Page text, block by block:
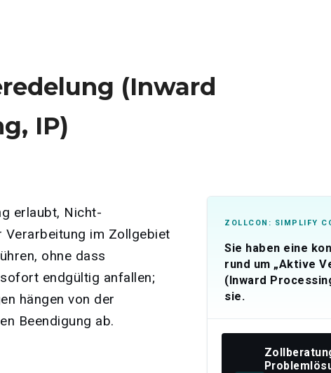
(Inward
IP)
erlaubt, Nicht-
Verarbeitung im Zollgebiet
ohne dass
endgültig anfallen;
hängen von der
Beendigung ab.
ZOLLCON: SIMPLIFY
Sie haben eine
rund um „Aktive
(Inward
sie.